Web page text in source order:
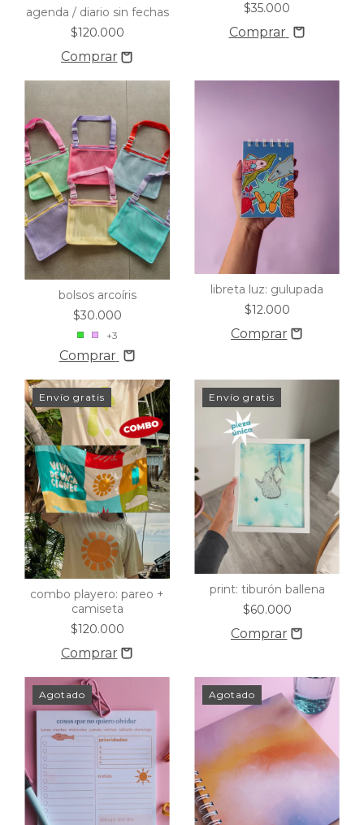
agenda / diario sin fechas
$120.000
$35.000
Comprar
bolsos arcoíris
$30.000
+3
Comprar
libreta luz: gulupada
$12.000
Envío gratis
combo playero: pareo +
camiseta
$120.000
Envío gratis
print: tiburón ballena
$60.000
Agotado Agotado